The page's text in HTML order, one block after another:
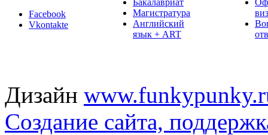
Facebook
Vkontakte
Бакалавриат
Магистратура
Английский
язык + ART
Дизайн
Создание сайта,